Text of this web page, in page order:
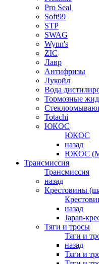
Pro Seal
Soft99
STP
SWAG
Wynn's
ZIC
Лавр
Антифризы
Лукойл
Вода
Тормозные
Totachi
ЮКОС
ЮКОС
назад
ЮКОС
Трансмиссия
Трансмиссия
назад
Крестовины
назад
Japan-
Тяги и тросы
Тяги и
назад
Тяги и